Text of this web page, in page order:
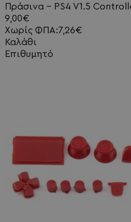
Πράσινα - PS4 V1.5
9,00€
Χωρίς ΦΠΑ:7,26€
Καλάθι
Επιθυμητό